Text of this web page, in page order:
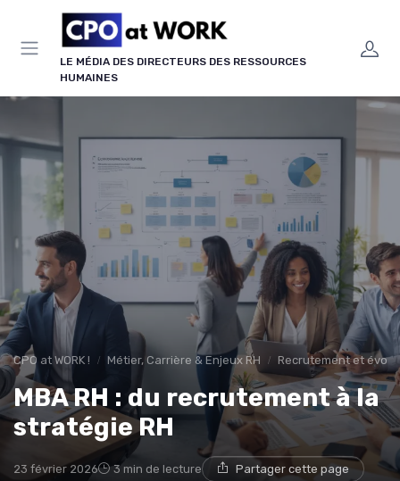
LE MÉDIA DES DIRECTEURS DES RESSOURCES
HUMAINES
CPO at WORK ! Métier, Carrière & Enjeux RH Recrutement et
MBA RH : du recrutement à la
stratégie RH
23 février 2026 3 min de lecture Partager cette page
Panneau de gestion des cookies